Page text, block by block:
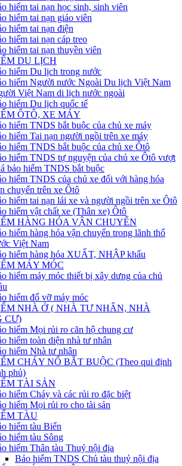
hiểm tai nạn học sinh, sinh viên
hiểm tai nạn giáo viên
hiểm tai nạn điện
hiểm tai nạn cáp treo
hiểm tai nạn thuyền viên
DU LỊCH
hiểm Du lịch trong nước
hiểm Người nước Ngoài Du lịch Việt Nam
Việt Nam di lịch nước ngoài
hiểm Du lịch quốc tế
ÔTÔ, XE MÁY
hiểm TNDS bắt buộc của chủ xe máy
hiểm Tai nạn người ngồi trên xe máy
hiểm TNDS bắt buộc của chủ xe Ôtô
hiểm TNDS tự nguyện của chủ xe Ôtô vượt
bảo hiểm TNDS bắt buộc
hiểm TNDS của chủ xe đối với hàng hóa
chuyển trên xe Ôtô
hiểm tai nạn lái xe và người ngồi trên xe Ôtô
hiểm vật chất xe (Thân xe) Ôtô
HÀNG HÓA VẬN CHUYỂN
hiểm hàng hóa vận chuyển trong lãnh thổ
Việt Nam
hiểm hàng hóa XUẤT, NHẬP khẩu
MÁY MÓC
hiểm máy móc thiết bị xây dưng của chủ
hiểm đổ vỡ máy móc
NHÀ Ở ( NHÀ TƯ NHÂN, NHÀ
CƯ)
hiểm Mọi rủi ro căn hộ chung cư
hiểm toàn diện nhà tư nhân
hiểm Nhà tư nhân
CHÁY NỔ BẮT BUỘC (Theo qui định
phủ)
TÀI SẢN
hiểm Cháy và các rủi ro đặc biệt
hiểm Mọi rủi ro cho tài sản
TÀU
hiểm tàu Biển
hiểm tàu Sông
hiểm Thân tàu Thuỷ nội địa
Bảo hiểm TNDS Chủ tàu thuỷ nội địa